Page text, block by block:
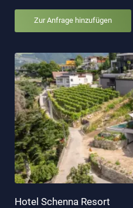
Zur Anfrage hinzufügen
Hotel Schenna Resort